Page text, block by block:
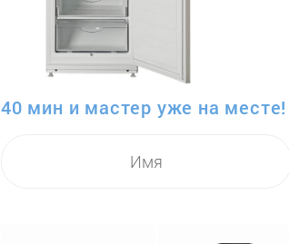
40 мин и мастер уже на месте!